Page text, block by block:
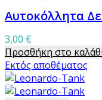
Αυτοκόλλητα
3,00 €
Προσθήκη στο
Εκτός αποθέματος